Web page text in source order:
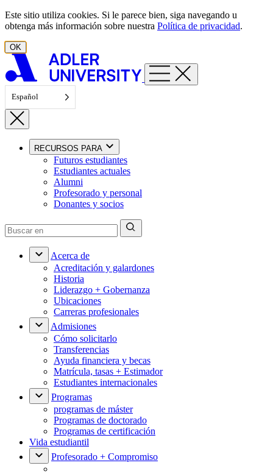
Ir al contenido
Este sitio utiliza cookies. Si le parece bien, siga navegando u
obtenga más información sobre nuestra Política de privacidad.
OK
Español
RECURSOS PARA
Futuros estudiantes
Estudiantes actuales
Alumni
Profesorado y personal
Donantes y socios
Acerca de
Acreditación y galardones
Historia
Liderazgo + Gobernanza
Ubicaciones
Carreras profesionales
Admisiones
Cómo solicitarlo
Transferencias
Ayuda financiera y becas
Matrícula, tasas + Estimador
Estudiantes internacionales
Programas
programas de máster
Programas de doctorado
Programas de certificación
Vida estudiantil
Profesorado + Compromiso